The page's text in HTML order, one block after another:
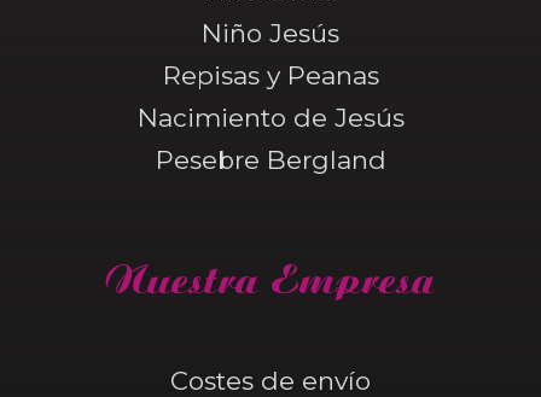
Niño Jesús
Repisas y Peanas
Nacimiento de Jesús
Pesebre Bergland
Nuestra Empresa
Costes de envío